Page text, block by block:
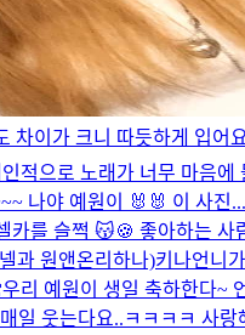
차이가 크니 따듯하게 입어
적으로 노래가 너무 마음
나야 예원이 🐰🐰 이 사진
카를 슬쩍 😽🍪 좋아하는 사
과 원앤온리하나)키나언니
우리 예원이 생일 축하한다~
일 웃는다요..ㅋㅋㅋㅋ 사